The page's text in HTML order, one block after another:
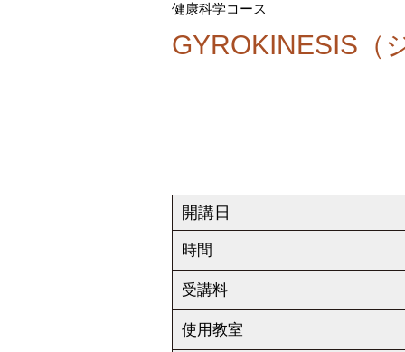
健康科学コース
GYROKINESIS（
開講日
時間
受講料
使用教室